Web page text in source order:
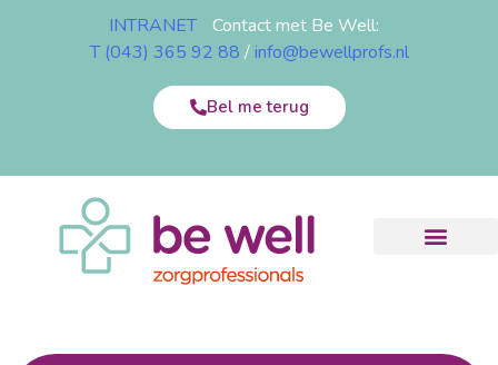
INTRANET
Contact met Be Well:
T (043) 365 92 88 / info@bewellprofs.nl
Bel me terug